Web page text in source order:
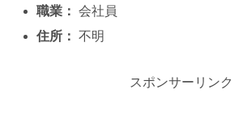
職業： 会社員
住所： 不明
スポンサーリンク